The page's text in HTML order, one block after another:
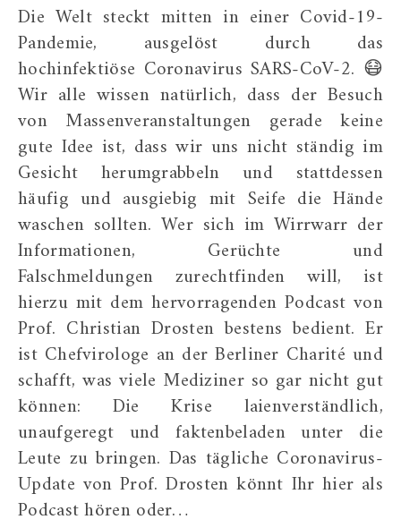
Die Welt steckt mitten in einer Covid-19-
Pandemie, ausgelöst durch das
hochinfektiöse Coronavirus SARS-CoV-2. 😷
Wir alle wissen natürlich, dass der Besuch
von Massenveranstaltungen gerade keine
gute Idee ist, dass wir uns nicht ständig im
Gesicht herumgrabbeln und stattdessen
häufig und ausgiebig mit Seife die Hände
waschen sollten. Wer sich im Wirrwarr der
Informationen, Gerüchte und
Falschmeldungen zurechtfinden will, ist
hierzu mit dem hervorragenden Podcast von
Prof. Christian Drosten bestens bedient. Er
ist Chefvirologe an der Berliner Charité und
schafft, was viele Mediziner so gar nicht gut
können: Die Krise laienverständlich,
unaufgeregt und faktenbeladen unter die
Leute zu bringen. Das tägliche Coronavirus-
Update von Prof. Drosten könnt Ihr hier als
Podcast hören oder…